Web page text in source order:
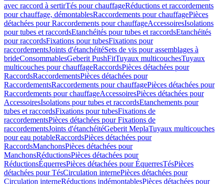
avec raccord à sertirTés pour chauffageRéductions et raccordements
pour chauffage, démontablesRaccordements pour chauffagePièces
détachées pour Raccordements pour chauffageAccessoiresIsolations
pour tubes et raccordsEtanchéités pour tubes et raccordsEtanchéités
pour raccordsFixations pour tubesFixations pour
raccordementsJoints d'étanchéitéSets de vis pour assemblages à
brideConsommablesGeberit PushFitTuyaux multicouchesTuyaux
multicouches pour chauffageRaccordsPièces détachées pour
RaccordsRaccordementsPièces détachées pour
RaccordementsRaccordements pour chauffagePièces détachées pour
Raccordements pour chauffageAccessoiresPièces détachées pour
AccessoiresIsolations pour tubes et raccordsEtanchements pour
tubes et raccordsFixations pour tubesFixations de
raccordementsPièces détachées pour Fixations de
raccordementsJoints d'étanchéitéGeberit MeplaTuyaux multicouches
pour eau potableRaccordsPièces détachées pour
RaccordsManchonsPièces détachées pour
ManchonsRéductionsPièces détachées pour
RéductionsÉquerresPièces détachées pour ÉquerresTésPièces
détachées pour TésCirculation internePièces détachées pour
Circulation interneRéductions indémontablesPièces détachées pour